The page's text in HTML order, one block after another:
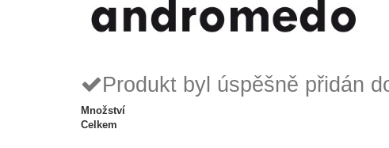
Produkt byl úspěšně přidán
Množství
Celkem